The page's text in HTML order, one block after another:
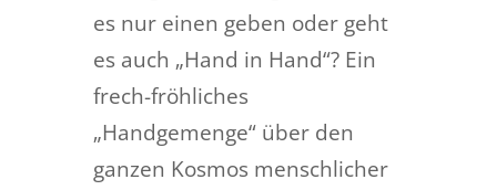
es nur einen geben oder geht
es auch „Hand in Hand“? Ein
frech-fröhliches
„Handgemenge“ über den
ganzen Kosmos menschlicher